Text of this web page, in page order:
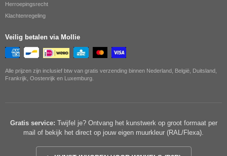
Herroepingsrecht
Klachtenregeling
Veilig betalen via Mollie
Alle prijzen zijn inclusief btw van gratis verzending binnen Nederland, België, Duitsland,
Frankrijk, Oostenrijk en Luxemburg.
Gratis service: Twijfel je? Ontvang het kunstwerk op groot formaat per
mail of bekijk het direct op jouw eigen muurkleur (RAL/Flexa).